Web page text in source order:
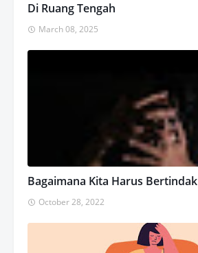
Di Ruang Tengah
March 08, 2025
Bagaimana Kita Harus Bertindak
October 28, 2022